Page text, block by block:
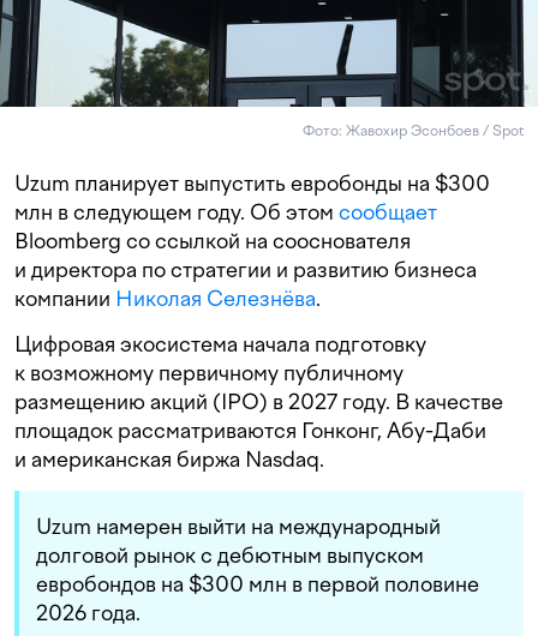
Фото: Жавохир Эсонбоев / Spot
Uzum планирует выпустить евробонды на $300
млн в следующем году. Об этом сообщает
Bloomberg со ссылкой на сооснователя
и директора по стратегии и развитию бизнеса
компании Николая Селезнёва.
Цифровая экосистема начала подготовку
к возможному первичному публичному
размещению акций (IPO) в 2027 году. В качестве
площадок рассматриваются Гонконг, Абу-Даби
и американская биржа Nasdaq.
Uzum намерен выйти на международный
долговой рынок с дебютным выпуском
евробондов на $300 млн в первой половине
2026 года.